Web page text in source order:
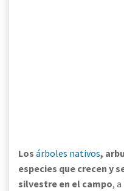
Los árboles nativos,
especies que crecen y
silvestre en el campo,